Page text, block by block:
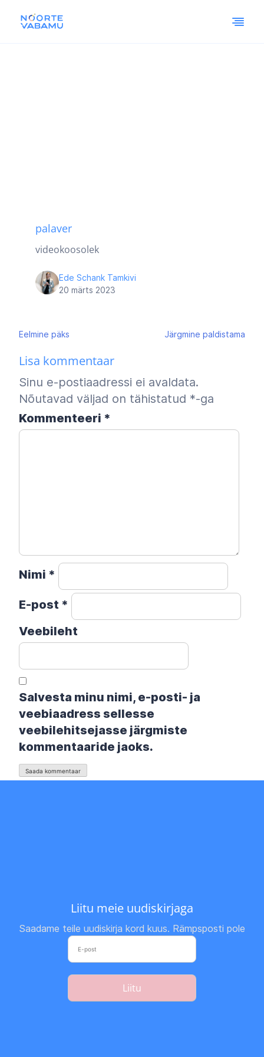
palaver
videokoosolek
Ede Schank Tamkivi
20 märts 2023
Navigeerimine
Eelmine päks Järgmine paldistama
Lisa kommentaar
Sinu e-postiaadressi ei avaldata.
Nõutavad väljad on tähistatud *-ga
Kommenteeri *
Nimi *
E-post *
Veebileht
Salvesta minu nimi, e-posti- ja
veebiaadress sellesse
veebilehitsejasse järgmiste
kommentaaride jaoks.
Liitu meie uudiskirjaga
Saadame teile uudiskirja kord kuus. Rämpsposti pole
Liitu